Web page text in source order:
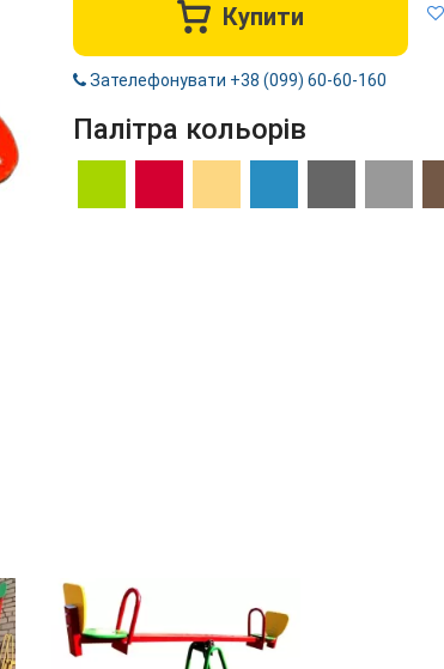
Купити
Зателефонувати +38 (099) 60-60-160
Палітра кольорів